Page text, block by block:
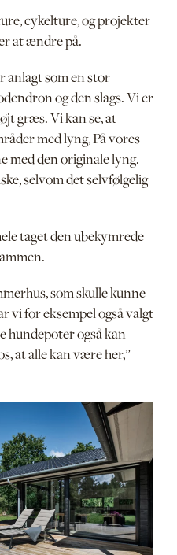
cykelture, og projekter
at ændre på.
anlagt som en stor
og den slags. Vi er
græs. Vi kan se, at
med lyng, På vores
med den originale lyng.
selvom det selvfølgelig
taget den ubekymrede
som skulle kunne
vi for eksempel også valgt
hundepoter også kan
at alle kan være her,”